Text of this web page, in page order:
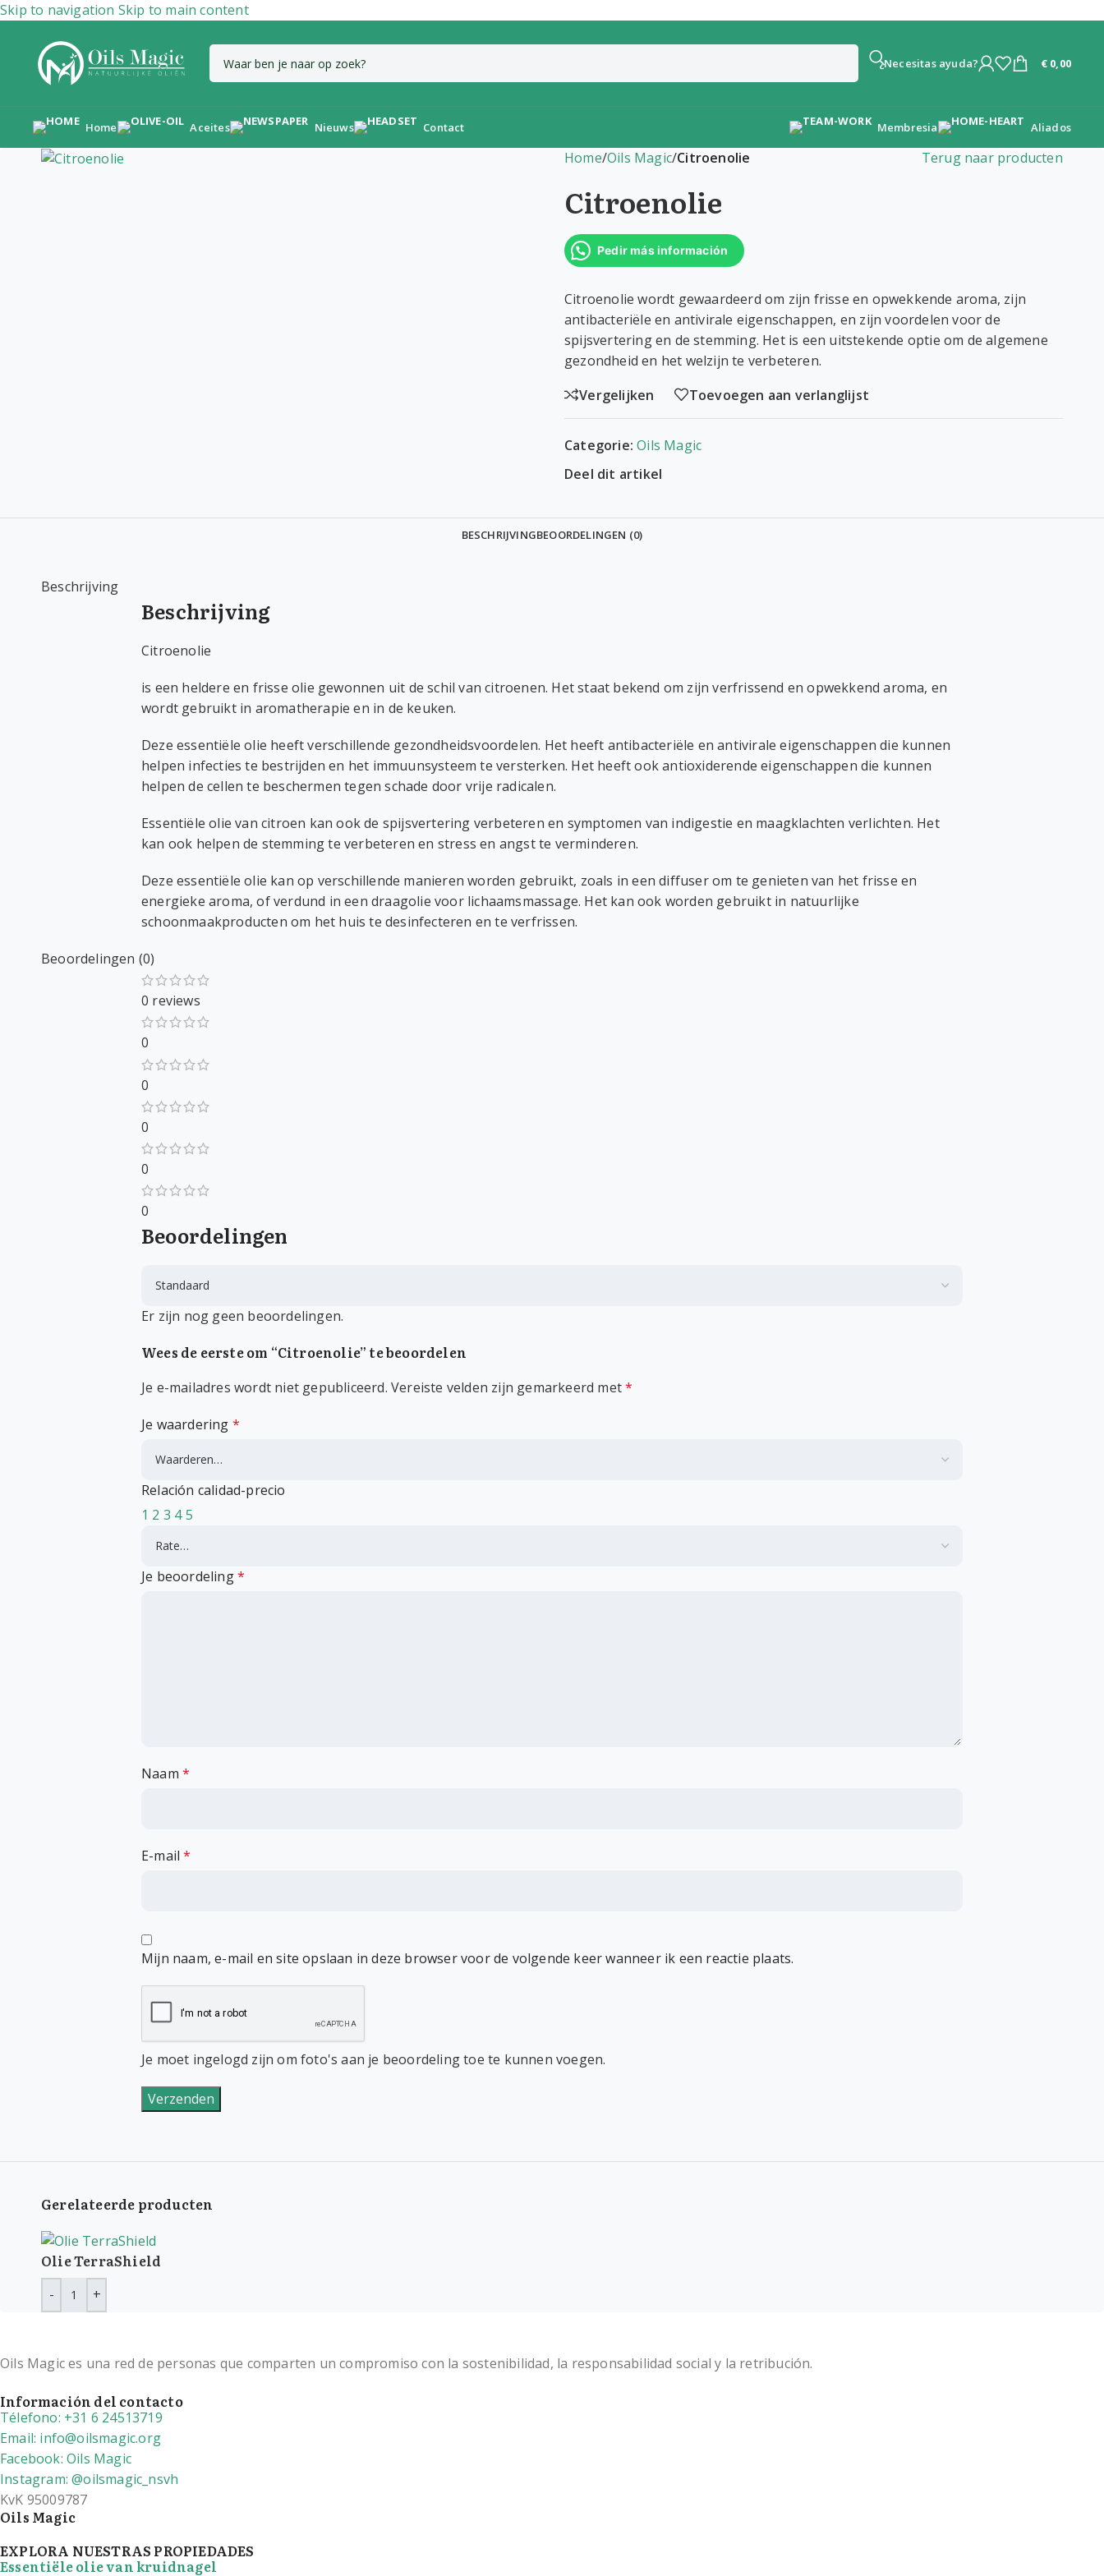
Skip to navigation Skip to main content
¿Necesitas ayuda? € 0,00
Home Aceites Nieuws Contact Membresia Aliados
Home/Oils Magic/Citroenolie Terug naar producten
Citroenolie
Pedir más información
Citroenolie wordt gewaardeerd om zijn frisse en opwekkende aroma, zijn
antibacteriële en antivirale eigenschappen, en zijn voordelen voor de
spijsvertering en de stemming. Het is een uitstekende optie om de algemene
gezondheid en het welzijn te verbeteren.
Vergelijken
Toevoegen aan verlanglijst
Categorie: Oils Magic
Deel dit artikel
BESCHRIJVINGBEOORDELINGEN (0)
Beschrijving
Beschrijving
Citroenolie
is een heldere en frisse olie gewonnen uit de schil van citroenen. Het staat bekend om zijn verfrissend en opwekkend aroma, en
wordt gebruikt in aromatherapie en in de keuken.
Deze essentiële olie heeft verschillende gezondheidsvoordelen. Het heeft antibacteriële en antivirale eigenschappen die kunnen
helpen infecties te bestrijden en het immuunsysteem te versterken. Het heeft ook antioxiderende eigenschappen die kunnen
helpen de cellen te beschermen tegen schade door vrije radicalen.
Essentiële olie van citroen kan ook de spijsvertering verbeteren en symptomen van indigestie en maagklachten verlichten. Het
kan ook helpen de stemming te verbeteren en stress en angst te verminderen.
Deze essentiële olie kan op verschillende manieren worden gebruikt, zoals in een diffuser om te genieten van het frisse en
energieke aroma, of verdund in een draagolie voor lichaamsmassage. Het kan ook worden gebruikt in natuurlijke
schoonmaakproducten om het huis te desinfecteren en te verfrissen.
Beoordelingen (0)
0 reviews
0
0
0
0
0
Beoordelingen
Er zijn nog geen beoordelingen.
Wees de eerste om “Citroenolie” te beoordelen
Je e-mailadres wordt niet gepubliceerd. Vereiste velden zijn gemarkeerd met*
Je waardering *
Relación calidad-precio
1 2 3 4 5
Je beoordeling*
Naam *
E-mail*
Mijn naam, e-mail en site opslaan in deze browser voor de volgende keer wanneer ik een reactie plaats.
Je moet ingelogd zijn om foto's aan je beoordeling toe te kunnen voegen.
Gerelateerde producten
Olie TerraShield
Oils Magic es una red de personas que comparten un compromiso con la sostenibilidad, la responsabilidad social y la retribución.
Información del contacto
Télefono: +31 6 24513719
Email: info@oilsmagic.org
Facebook: Oils Magic
Instagram: @oilsmagic_nsvh
KvK 95009787
Oils Magic
EXPLORA NUESTRAS PROPIEDADES
Essentiële olie van kruidnagel